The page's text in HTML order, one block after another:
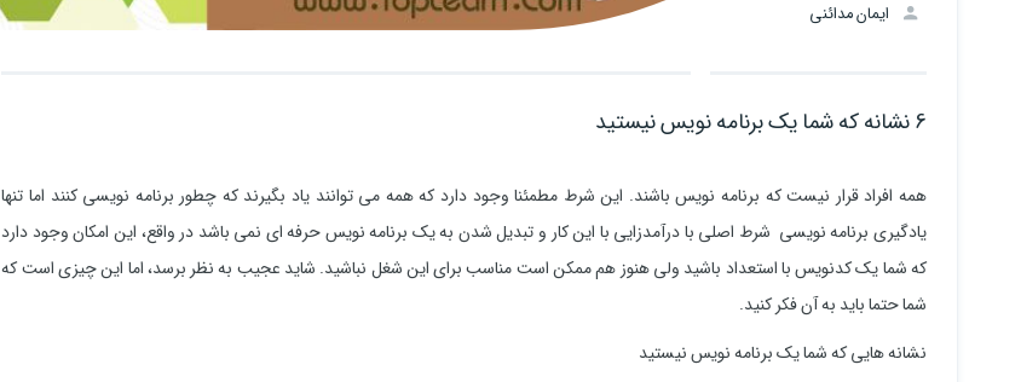
ایمان مدائنی
6 نشانه که شما یک برنامه نویس نیستید
همه افراد قرار نیست که برنامه نویس باشند. این شرط مطمئنا وجود دارد که همه می توانند یاد بگیرند که چطور برنامه نویسی کنند اما تنها
یادگیری برنامه نویسی شرط اصلی با درآمدزایی با این کار و تبدیل شدن به یک برنامه نویس حرفه ای نمی باشد در واقع، این امکان وجود دارد
که شما یک کدنویس با استعداد باشید ولی هنوز هم ممکن است مناسب برای این شغل نباشید. شاید عجیب به نظر برسد، اما این چیزی است که
شما حتما باید به آن فکر کنید.
نشانه هایی که شما یک برنامه نویس نیستید